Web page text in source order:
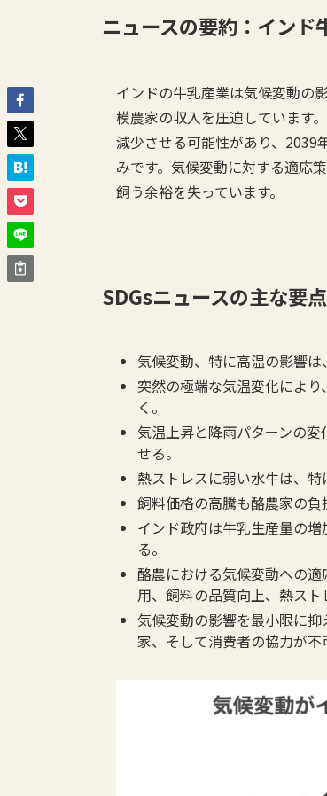
ニュースの要約：インド
インドの牛乳産業は気候変動の
模農家の収入を圧迫しています
減少させる可能性があり、2039
みです。気候変動に対する適応
飼う余裕を失っています。
SDGsニュースの主な要
気候変動、特に高温の影響
突然の極端な気温変化によ
く。
気温上昇と降雨パターンの
せる。
熱ストレスに弱い水牛は、特
飼料価格の高騰も酪農家の負
インド政府は牛乳生産量の
る。
酪農における気候変動への
用、飼料の品質向上、熱スト
気候変動の影響を最小限に
家、そして消費者の協力が不